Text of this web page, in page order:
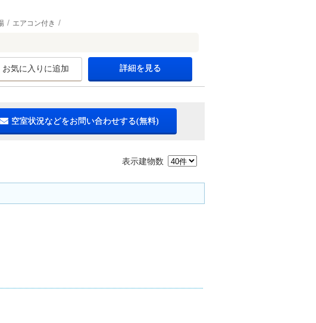
エアコン付き
お気に入りに追加 詳細を見る
空室状況などをお問い合わせする(無料)
表示建物数